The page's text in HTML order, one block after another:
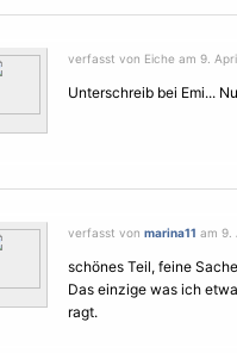
verfasst von Eiche am 9.
Unterschreib bei Emi...
verfasst von marina11 am 9.
schönes Teil, feine
Das einzige was ich
ragt.